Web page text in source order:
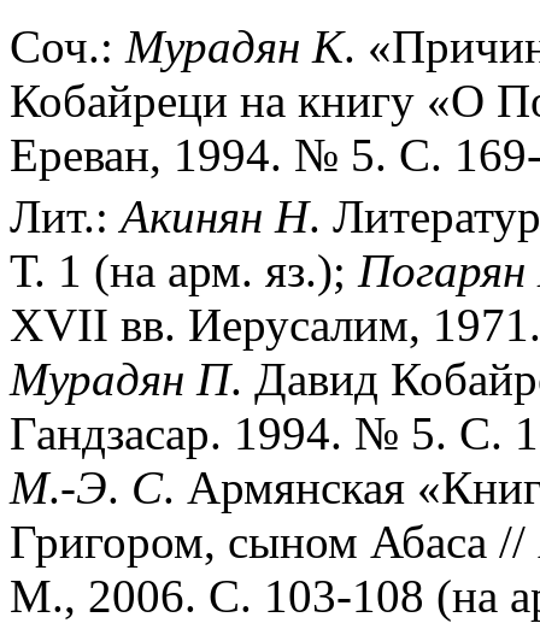
Соч.: Мурадян К.
Кобайреци на книгу «О
Ереван, 1994. № 5. С.
Лит.:Акинян Н.
Т. 1 (на арм. яз.); Погарян
XVII вв. Иерусалим,
Мурадян П. Давид
Гандзасар. 1994. № 5. С.
М.-Э. С. Армянская
Григором, сыном Абаса
М., 2006. С. 103-108 (на